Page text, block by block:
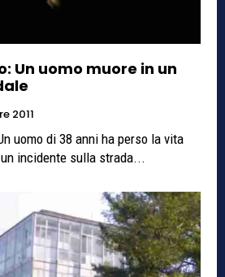
Un uomo muore in un
2011
uomo di 38 anni ha perso la vita
incidente sulla strada...